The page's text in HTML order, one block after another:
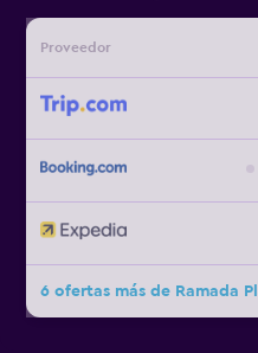
Proveedor